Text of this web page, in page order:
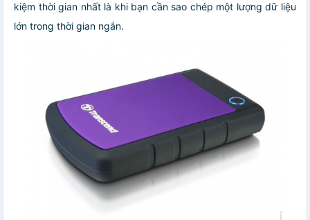
kiệm thời gian nhất là khi bạn cần sao chép một lượng dữ liệu
lớn trong thời gian ngắn.